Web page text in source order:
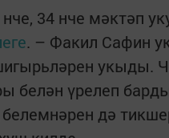
34 нче мәктәп
. – Факил Сафин
укыды.
белән үрелеп
дә